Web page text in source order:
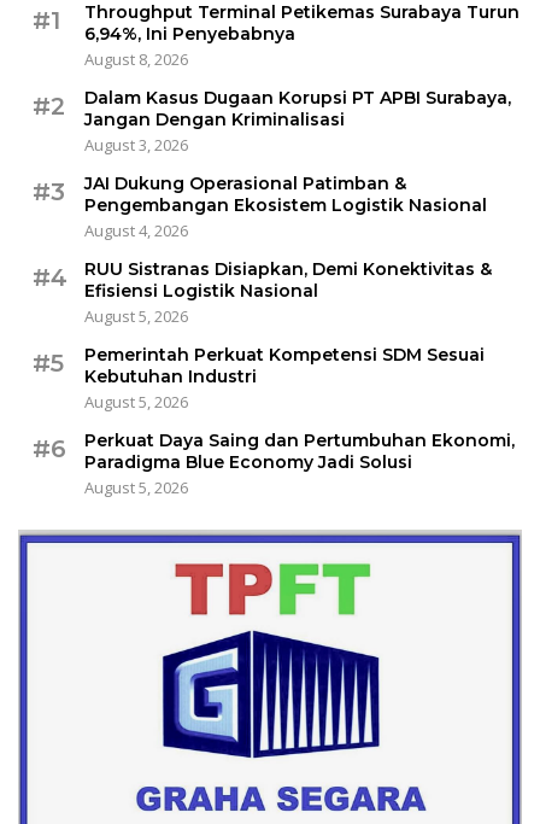
#1
Throughput Terminal Petikemas Surabaya Turun
6,94%, Ini Penyebabnya
August 8, 2026
#2
Dalam Kasus Dugaan Korupsi PT APBI Surabaya,
Jangan Dengan Kriminalisasi
August 3, 2026
#3
JAI Dukung Operasional Patimban &
Pengembangan Ekosistem Logistik Nasional
August 4, 2026
#4
RUU Sistranas Disiapkan, Demi Konektivitas &
Efisiensi Logistik Nasional
August 5, 2026
#5
Pemerintah Perkuat Kompetensi SDM Sesuai
Kebutuhan Industri
August 5, 2026
#6
Perkuat Daya Saing dan Pertumbuhan Ekonomi,
Paradigma Blue Economy Jadi Solusi
August 5, 2026